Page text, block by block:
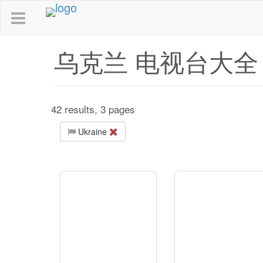
乌克兰 电视台大全
42 results, 3 pages
Ukraine